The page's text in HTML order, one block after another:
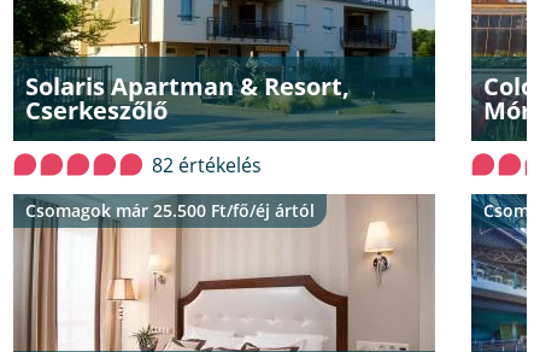
Solaris Apartman & Resort,
Cserkeszőlő
82 értékelés
Csomagok már 25.500 Ft/fő/éj ártól